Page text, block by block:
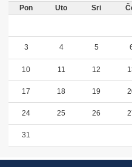
Pon Uto Sri
3 4 5
10 11 12
17 18 19
24 25 26
31